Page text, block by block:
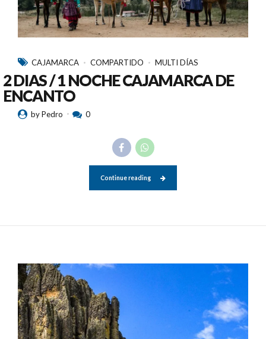
CAJAMARCA COMPARTIDO MULTI DÍAS
2 DIAS / 1 NOCHE CAJAMARCA DE
ENCANTO
by Pedro 0
Continue reading